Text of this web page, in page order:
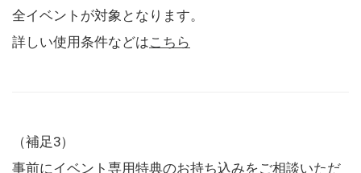
全イベントが対象となります。
詳しい使用条件などはこちら
（補足3）
事前にイベント専用特典のお持ち込みをご相談いただ